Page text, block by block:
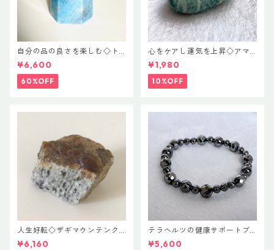
自分の品の良さを楽しむ◇ト
ロレアイト ポイント
¥6,600
60%OFF
心をケアし運気を上昇◇アマ
ゾナイト♡ハートカット
¥1,980
10%OFF
人生好転◇ザギマウンテンク
ォーツ
¥6,160
テラヘルツの健康サポートブ
レス
¥5,600